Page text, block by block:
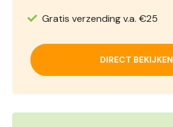
Gratis verzending v.a. €25
DIRECT BEKIJKEN